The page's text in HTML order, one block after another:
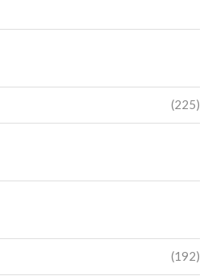
(225)
(192)